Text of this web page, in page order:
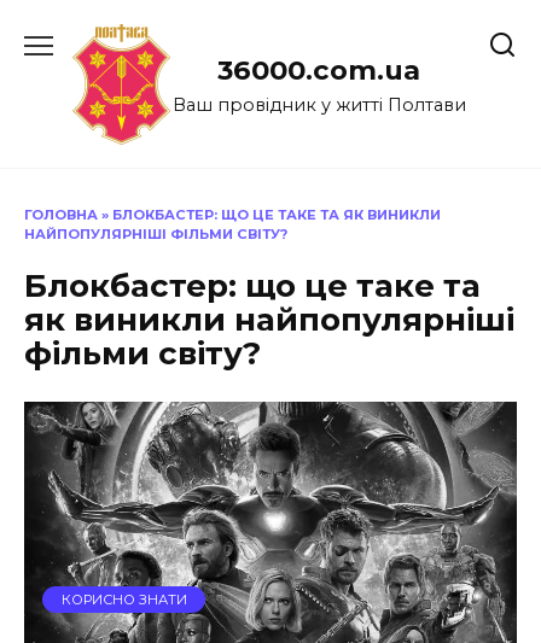
до
36000.com.ua
Ваш провідник у житті Полтави
ГОЛОВНА » БЛОКБАСТЕР: ЩО ЦЕ ТАКЕ ТА ЯК ВИНИКЛИ
НАЙПОПУЛЯРНІШІ ФІЛЬМИ СВІТУ?
Блокбастер: що це таке та
як виникли найпопулярніші
фільми світу?
КОРИСНО ЗНАТИ